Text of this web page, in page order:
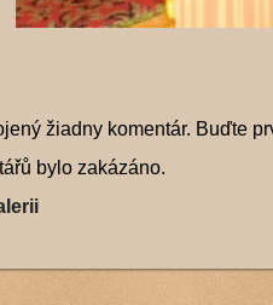
žiadny komentár. Buďte
bylo zakázáno.